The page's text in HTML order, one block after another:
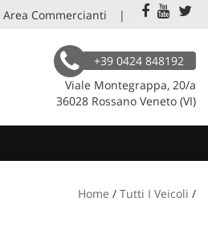
Area Commercianti
+39 0424 848192
Viale Montegrappa, 20/a
36028 Rossano Veneto (VI)
Home / Tutti I Veicoli /